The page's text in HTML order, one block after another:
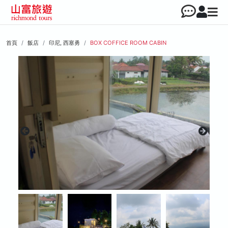
首頁 飯店 印尼, 西塞勇 BOX COFFICE ROOM CABIN